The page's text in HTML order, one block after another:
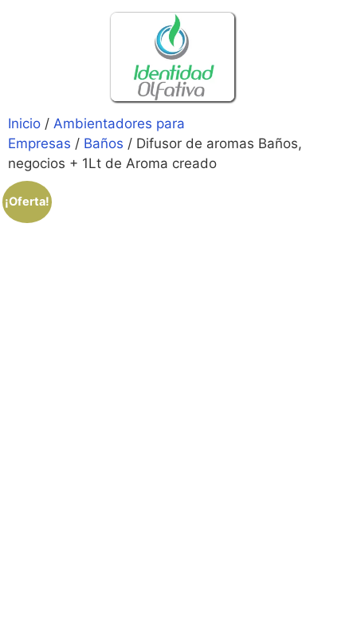
Inicio / Ambientadores para
Empresas / Baños / Difusor de aromas Baños,
negocios + 1Lt de Aroma creado
¡Oferta!